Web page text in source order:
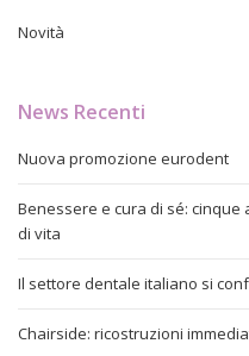
Novità
News Recenti
Nuova promozione eurodent
Benessere e cura di sé: cinque
di vita
Il settore dentale italiano si
Chairside: ricostruzioni